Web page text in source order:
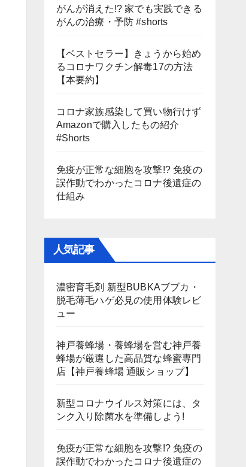
がんが消えた!? 家でも実践できる
がんの治療・予防 #shorts
【ベストセラー】きょうから始め
るコロナワクチン解毒17の方法
【本要約】
コロナ家族感染して買い物行けず
Amazonで購入したもの紹介
#Shorts
免疫が正常な細胞を攻撃!? 免疫の
誤作動でわかったコロナ後遺症の
仕組み
人気記事
濃密育毛剤 新型BUBKAブブカ・
脱毛薄毛ハゲ必見の使用体験レビ
ュー
神戸養蜂場・養蜂場を営む神戸養
蜂場が厳選した高品質な蜂蜜専門
店【神戸養蜂場 通販ショップ】
新型コロナウイルス対策には、タ
ンク入り除菌水を準備しよう!
免疫が正常な細胞を攻撃!? 免疫の
誤作動でわかったコロナ後遺症の